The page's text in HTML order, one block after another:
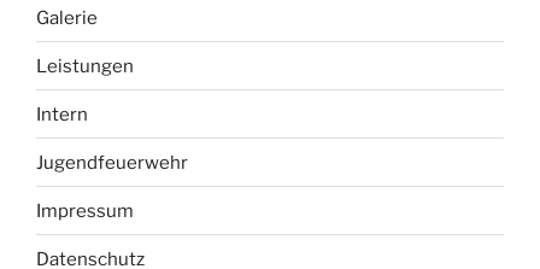
Galerie
Leistungen
Intern
Jugendfeuerwehr
Impressum
Datenschutz